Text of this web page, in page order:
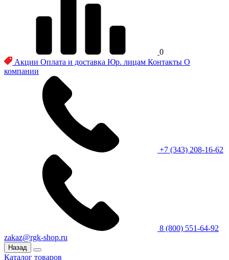
0
Акции Оплата и доставка Юр. лицам Контакты О
компании
+7 (343) 208-16-62
8 (800) 551-64-92
zakaz@rgk-shop.ru
Назад
Каталог товаров